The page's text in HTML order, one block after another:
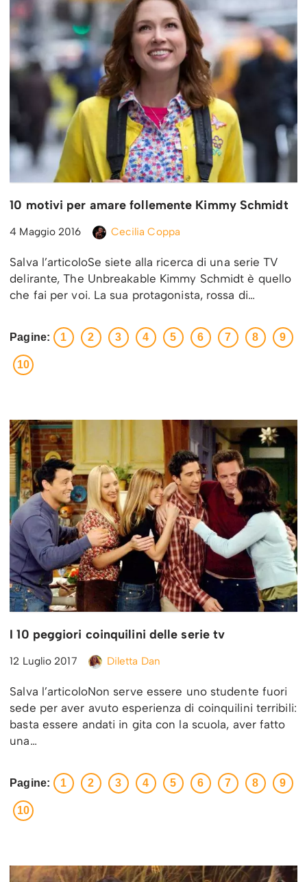
10 motivi per amare follemente Kimmy Schmidt
4 Maggio 2016 Cecilia Coppa
Salva l’articoloSe siete alla ricerca di una serie TV
delirante, The Unbreakable Kimmy Schmidt è quello
che fai per voi. La sua protagonista, rossa di…
Pagine: 1 2 3 4 5 6 7 8 9
10
I 10 peggiori coinquilini delle serie tv
12 Luglio 2017 Diletta Dan
Salva l’articoloNon serve essere uno studente fuori
sede per aver avuto esperienza di coinquilini terribili:
basta essere andati in gita con la scuola, aver fatto
una…
Pagine: 1 2 3 4 5 6 7 8 9
10